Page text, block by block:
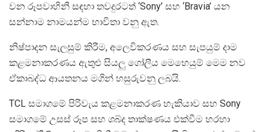
වන රූපවාහිනී සඳහා තවදුරටත් ‘Sony’ සහ ‘Bravia’ යන
සන්නාම නාමයන්ම භාවිතා වනු ඇත.
නිෂ්පාදන සැලසුම් කිරීම, අලෙවිකරණය සහ සැපයුම් දාම
කළමනාකරණය ඇතුළු සියලු ගෝලීය මෙහෙයුම් මෙම නව
ඒකාබද්ධ ආයතනය මගින් හසුරුවනු ලබයි.
TCL සමාගමේ පිරිවැය කළමනාකරණ හැකියාව සහ Sony
සමාගමේ උසස් රූප සහ ශබ්ද තාක්ෂණය එක්වීම හරහා